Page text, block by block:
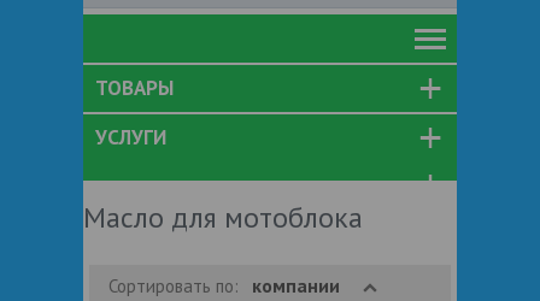
ТОВАРЫ
УСЛУГИ
Масло для мотоблока
Сортировать по: компании